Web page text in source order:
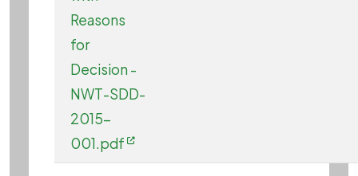
Reasons
for
Decision -
NWT-SDD-
2015-
001.pdf